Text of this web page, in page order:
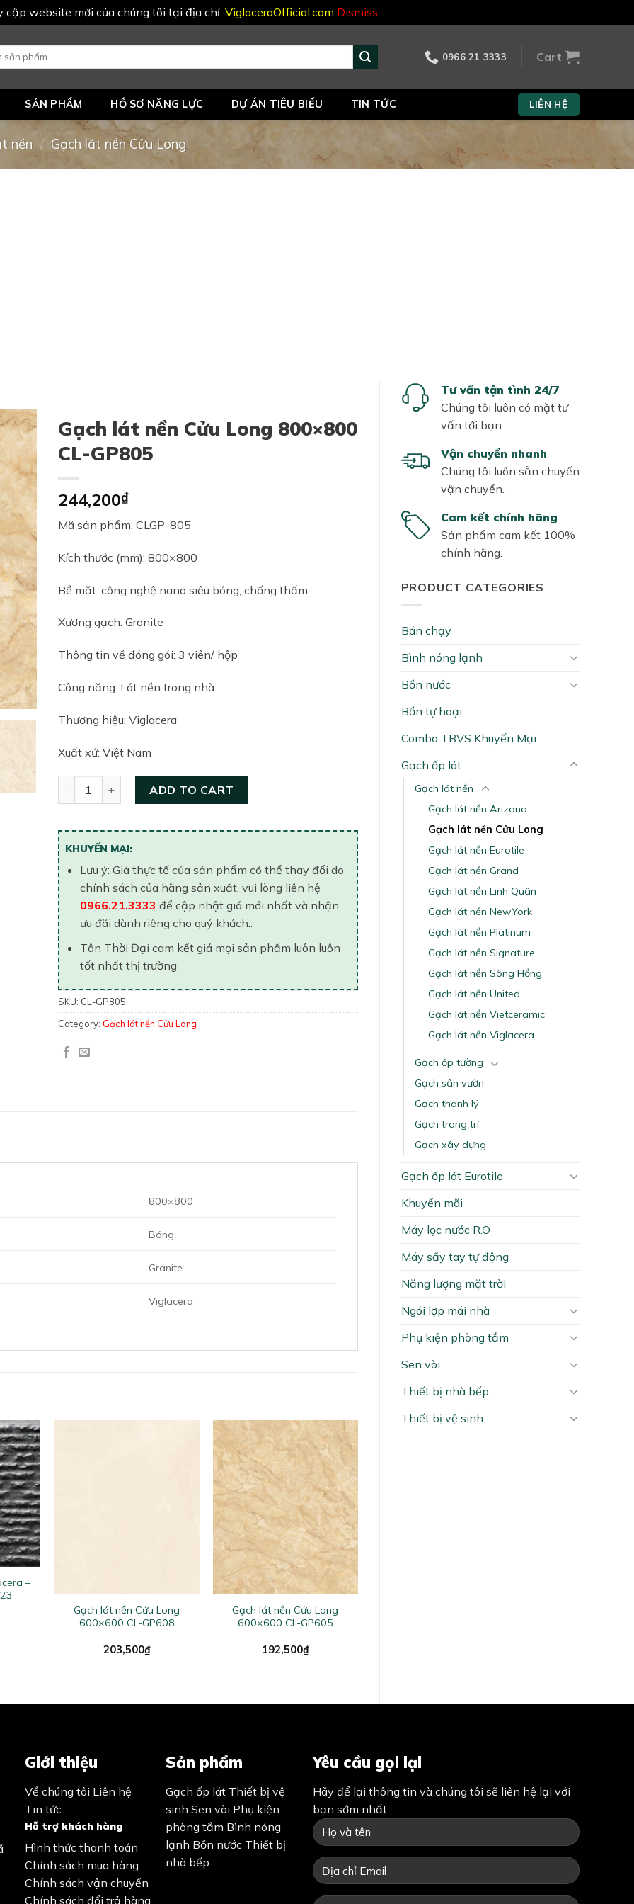
cập website mới của chúng tôi tại địa chỉ: ViglaceraOfficial.com Dismiss
0966 21 3333 Cart
SẢN PHẨM HỒ SƠ NĂNG LỰC DỰ ÁN TIÊU BIỂU TIN TỨC LIÊN HỆ
nền / Gạch lát nền Cửu Long
Tư vấn tận tình 24/7
Chúng tôi luôn có mặt tư
vấn tới bạn.
Vận chuyển nhanh
Chúng tôi luôn sẵn chuyến
vận chuyển.
Cam kết chính hãng
Sản phẩm cam kết 100%
chính hãng.
PRODUCT CATEGORIES
Bán chạy
Bình nóng lạnh
Bồn nước
Bồn tự hoại
Combo TBVS Khuyến Mại
Gạch ốp lát
Gạch lát nền
Gạch lát nền Arizona
Gạch lát nền Cửu Long
Gạch lát nền Eurotile
Gạch lát nền Grand
Gạch lát nền Linh Quân
Gạch lát nền NewYork
Gạch lát nền Platinum
Gạch lát nền Signature
Gạch lát nền Sông Hồng
Gạch lát nền United
Gạch lát nền Vietceramic
Gạch lát nền Viglacera
Gạch ốp tường
Gạch sân vườn
Gạch thanh lý
Gạch trang trí
Gạch xây dựng
Gạch ốp lát Eurotile
Khuyến mãi
Máy lọc nước R.O
Máy sấy tay tự động
Năng lượng mặt trời
Ngói lợp mái nhà
Phụ kiện phòng tắm
Sen vòi
Thiết bị nhà bếp
Thiết bị vệ sinh
Gạch lát nền Cửu Long 800×800
CL-GP805
244,200₫
Mã sản phẩm: CLGP-805
Kích thước (mm): 800×800
Bề mặt: công nghệ nano siêu bóng, chống thấm
Xương gạch: Granite
Thông tin về đóng gói: 3 viên/ hộp
Công năng: Lát nền trong nhà
Thương hiệu: Viglacera
Xuất xứ: Việt Nam
ADD TO CART
KHUYẾN MẠI:
Lưu ý: Giá thực tế của sản phẩm có thể thay đổi do
chính sách của hãng sản xuất, vui lòng liên hệ
0966.21.3333 để cập nhật giá mới nhất và nhận
ưu đãi dành riêng cho quý khách..
Tân Thời Đại cam kết giá mọi sản phẩm luôn luôn
tốt nhất thị trường
SKU: CL-GP805
Category: Gạch lát nền Cửu Long
800×800
Bóng
Granite
Viglacera
–
Gạch lát nền Cửu Long
600×600 CL-GP608
203,500₫
+
Gạch lát nền Cửu Long
600×600 CL-GP605
192,500₫
Giới thiệu
Về chúng tôi Liên hệ
Tin tức
Hỗ trợ khách hàng
Hình thức thanh toán
Chính sách mua hàng
Chính sách vận chuyển
Chính sách đổi trả hàng
Sản phẩm
Gạch ốp lát Thiết bị vệ
sinh Sen vòi Phụ kiện
phòng tắm Bình nóng
lạnh Bồn nước Thiết bị
nhà bếp
Yêu cầu gọi lại
Hãy để lại thông tin và chúng tôi sẽ liên hệ lại với
bạn sớm nhất.